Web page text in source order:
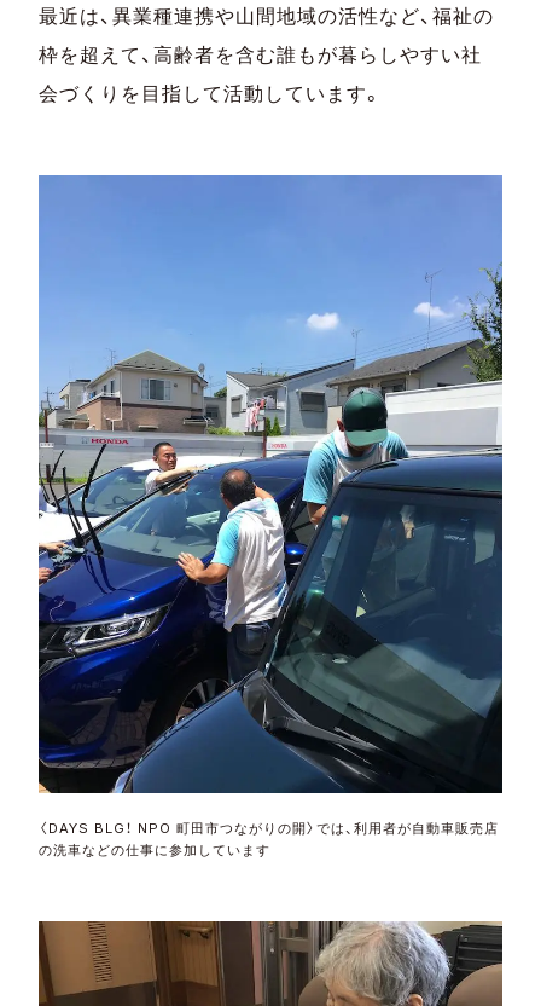
最近は、異業種連携や山間地域の活性など、福祉の
枠を超えて、高齢者を含む誰もが暮らしやすい社
会づくりを目指して活動しています。
〈DAYS BLG！ NPO 町田市つながりの開〉では、利用者が自動車販売店
の洗車などの仕事に参加しています